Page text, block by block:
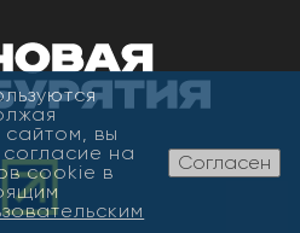
сайтом, вы
на
cookie в
Согласен